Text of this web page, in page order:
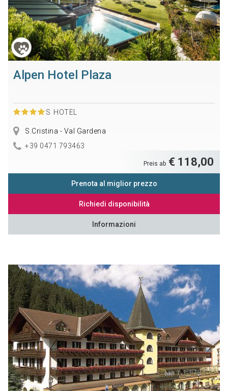
Alpen Hotel Plaza
S HOTEL
S.Cristina - Val Gardena
+39 0471 793463
Preis ab € 118,00
Prenota al miglior prezzo
Richiedi disponibilità
Informazioni